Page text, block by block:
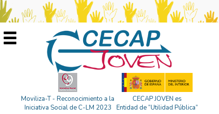
Moviliza-T - Reconocimiento a la
Iniciativa Social de C-LM 2023
CECAP JOVEN es
Entidad de “Utilidad Pública”